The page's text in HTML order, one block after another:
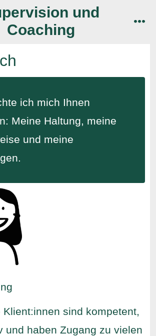
und
Coaching
ich mich Ihnen
Meine Haltung, meine
und meine
Klient:innen sind kompetent,
und haben Zugang zu vielen